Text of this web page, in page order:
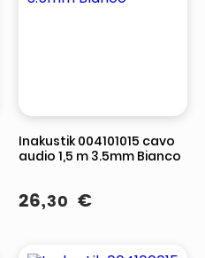
Inakustik 004101015 cavo
audio 1,5 m 3.5mm Bianco
26,30 €